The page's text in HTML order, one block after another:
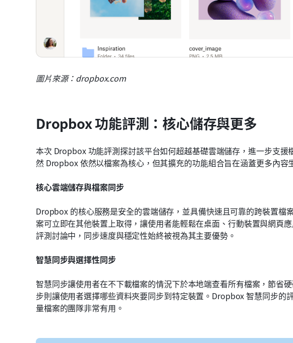
圖片來源：dropbox.com
Dropbox 功能評測：核心儲存與更多
本次 Dropbox 功能評測探討該平台如何超越基礎雲端儲存，進一步支援
然 Dropbox 依然以檔案為核心，但其擴充的功能組合旨在涵蓋更多內容
核心雲端儲存與檔案同步
Dropbox 的核心服務是安全的雲端儲存，並具備快速且可靠的跨裝置檔
案可立即在其他裝置上取得，讓使用者能輕鬆在桌面、行動裝置與網頁
評測討論中，同步速度與穩定性始終被視為其主要優勢。
智慧同步與選擇性同步
智慧同步讓使用者在不下載檔案的情況下於本地端查看所有檔案，節省
步則讓使用者選擇哪些資料夾要同步到特定裝置。Dropbox 智慧同步的
量檔案的團隊非常有用。